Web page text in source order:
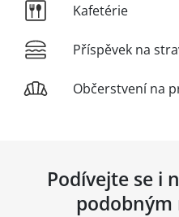
Kafetérie
Příspěvek na
Občerstvení na
Podívejte se i
podobným